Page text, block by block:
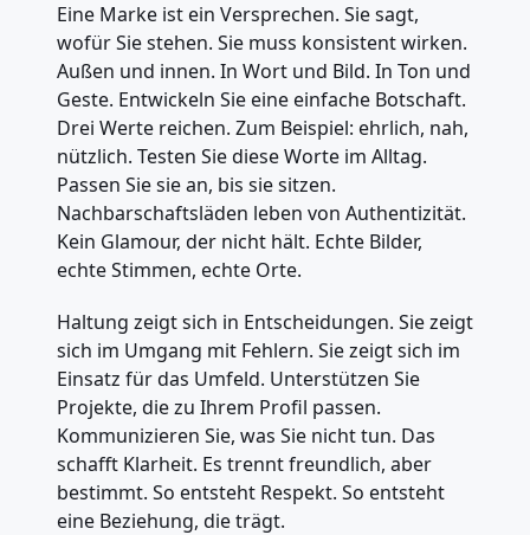
Eine Marke ist ein Versprechen. Sie sagt,
wofür Sie stehen. Sie muss konsistent wirken.
Außen und innen. In Wort und Bild. In Ton und
Geste. Entwickeln Sie eine einfache Botschaft.
Drei Werte reichen. Zum Beispiel: ehrlich, nah,
nützlich. Testen Sie diese Worte im Alltag.
Passen Sie sie an, bis sie sitzen.
Nachbarschaftsläden leben von Authentizität.
Kein Glamour, der nicht hält. Echte Bilder,
echte Stimmen, echte Orte.
Haltung zeigt sich in Entscheidungen. Sie zeigt
sich im Umgang mit Fehlern. Sie zeigt sich im
Einsatz für das Umfeld. Unterstützen Sie
Projekte, die zu Ihrem Profil passen.
Kommunizieren Sie, was Sie nicht tun. Das
schafft Klarheit. Es trennt freundlich, aber
bestimmt. So entsteht Respekt. So entsteht
eine Beziehung, die trägt.